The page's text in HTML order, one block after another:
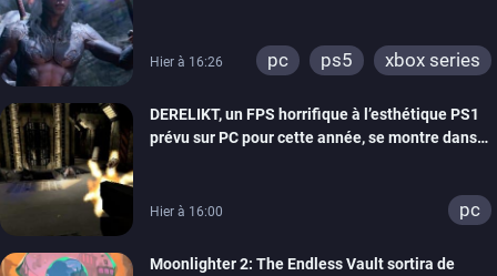
Hier à 16:26 pc ps5 xbox series
DERELIKT, un FPS horrifique à l’esthétique PS1
prévu sur PC pour cette année, se montre dans
Hier à 16:00 pc
Moonlighter 2: The Endless Vault sortira de